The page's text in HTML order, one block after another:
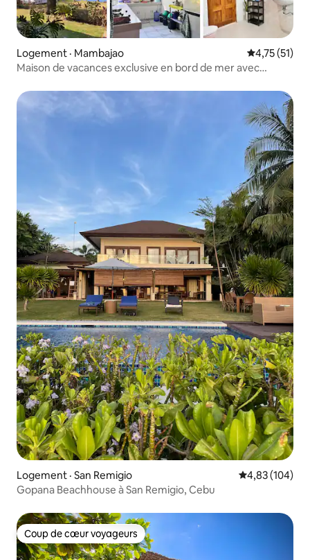
Logement · Mambajao Note
4,75 (51)
Maison de vacances exclusive en bord de mer avec
Logement · San Remigio Note
4,83 (104)
Gopana Beachhouse à San Remigio, Cebu
Coup de cœur voyageurs
Coup de cœur voyageurs